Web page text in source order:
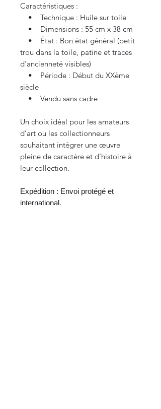
Caractéristiques :
• Technique : Huile sur toile
• Dimensions : 55 cm x 38 cm
• État : Bon état général (petit
trou dans la toile, patine et traces
d’ancienneté visibles)
• Période : Début du XXème
siècle
• Vendu sans cadre
Un choix idéal pour les amateurs
d’art ou les collectionneurs
souhaitant intégrer une œuvre
pleine de caractère et d’histoire à
leur collection.
Expédition : Envoi protégé et
international.